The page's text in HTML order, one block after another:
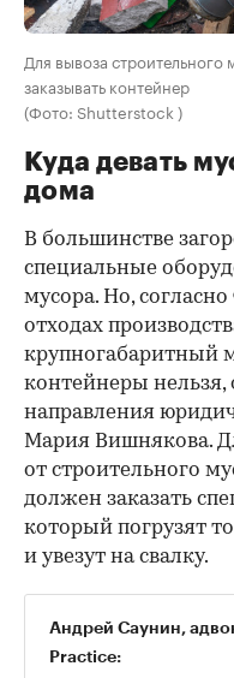
Для вывоза строительного
заказывать контейнер
(Фото: Shutterstock )
Куда девать
дома
В большинстве
специальные
мусора. Но,
отходах
крупногабаритный
контейнеры нельзя,
направления
Мария Вишнякова.
от строительного
должен заказать
который погрузят
и увезут на свалку.
Андрей Саунин,
Practice: